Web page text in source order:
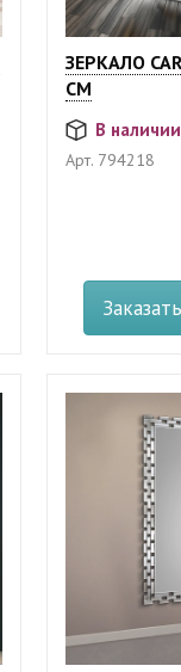
ЗЕРКАЛО
СМ
В наличии
Арт.794218
Заказать